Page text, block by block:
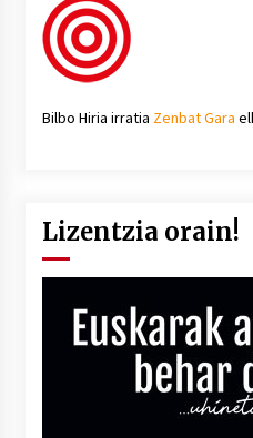
Bilbo Hiria irratia Zenbat Gara
Lizentzia orain!